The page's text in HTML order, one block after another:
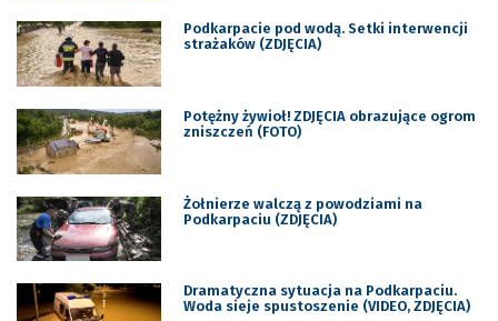
Podkarpacie pod wodą. Setki interwencji
strażaków (ZDJĘCIA)
Potężny żywioł! ZDJĘCIA obrazujące ogrom
zniszczeń (FOTO)
Żołnierze walczą z powodziami na
Podkarpaciu (ZDJĘCIA)
Dramatyczna sytuacja na Podkarpaciu.
Woda sieje spustoszenie (VIDEO, ZDJĘCIA)